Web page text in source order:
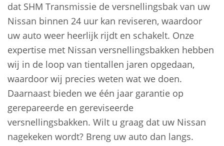
dat SHM Transmissie de versnellingsbak van uw
Nissan binnen 24 uur kan reviseren, waardoor
uw auto weer heerlijk rijdt en schakelt. Onze
expertise met Nissan versnellingsbakken hebben
wij in de loop van tientallen jaren opgedaan,
waardoor wij precies weten wat we doen.
Daarnaast bieden we één jaar garantie op
gerepareerde en gereviseerde
versnellingsbakken. Wilt u graag dat uw Nissan
nagekeken wordt? Breng uw auto dan langs.